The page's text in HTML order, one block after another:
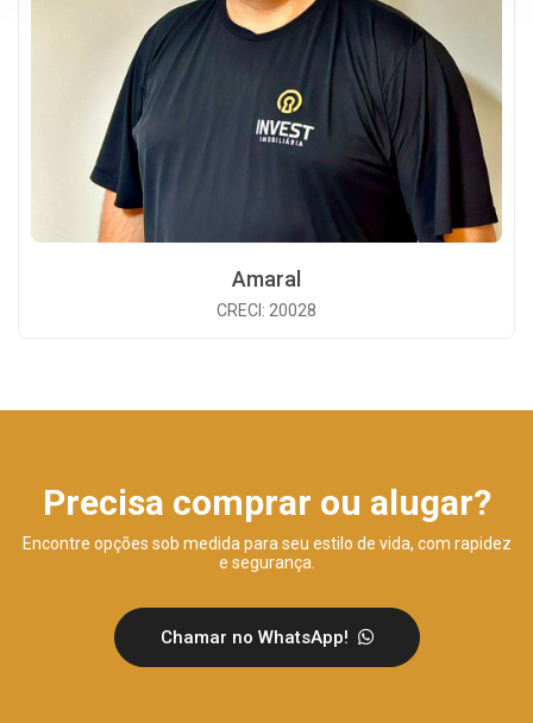
Amaral
CRECI: 20028
Precisa comprar ou alugar?
Encontre opções sob medida para seu estilo de vida, com rapidez
e segurança.
Chamar no WhatsApp!